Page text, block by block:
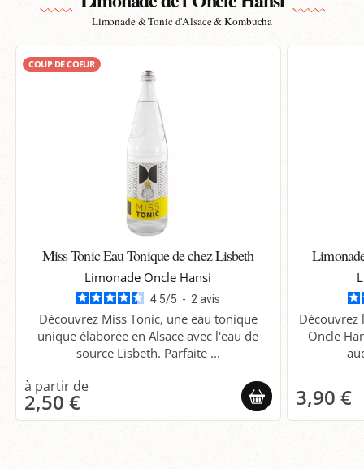
Limonade & Tonic d'Alsace & Kombucha
COUP DE COEUR
Miss Tonic Eau Tonique de chez Lisbeth
Limonade Oncle Hansi
4.5/5 - 2avis
Découvrez Miss Tonic, une eau tonique
unique élaborée en Alsace avec l'eau de
source Lisbeth. Parfaite ...
2,50 €
Découvrez
Oncle
3,90 €